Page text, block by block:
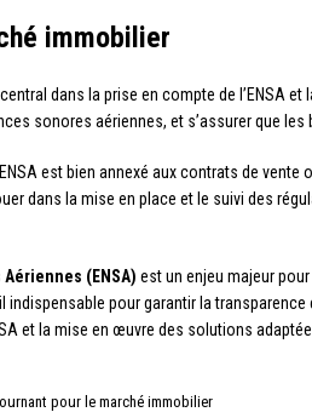
immobilier
dans la prise en compte de l’ENSA
sonores aériennes, et s’assurer que
est bien annexé aux contrats de
dans la mise en place et le suivi des
(ENSA) est un enjeu majeur
indispensable pour garantir la
et la mise en œuvre des solutions
pour le marché immobilier